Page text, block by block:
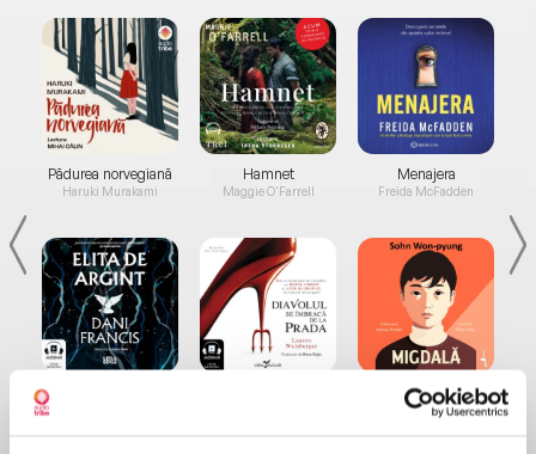
Pădurea norvegiană
Haruki Murakami
Elita de Argint (Elita
Hamnet
Maggie O'Farrell
Menajera
Freida McFadden
Migdală
Sohn Won-pyung